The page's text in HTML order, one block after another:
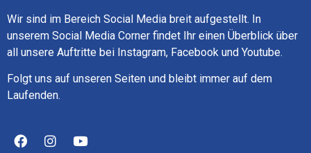
Wir sind im Bereich Social Media breit aufgestellt. In
unserem Social Media Corner findet Ihr einen Überblick über
all unsere Auftritte bei Instagram, Facebook und Youtube.
Folgt uns auf unseren Seiten und bleibt immer auf dem
Laufenden.